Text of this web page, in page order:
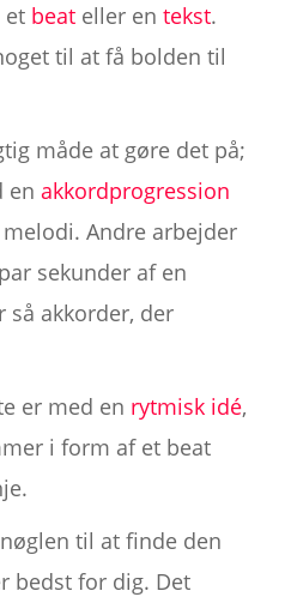
et beateller en tekst.
til at få bolden til
måde at gøre det på;
en akkordprogression
Andre arbejder
sekunder af en
akkorder, der
er med en rytmisk idé,
i form af et beat
til at finde den
bedst for dig. Det